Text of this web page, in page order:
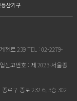
천로 239TEL : 02-2279-
신고번호 : 제 2023-서울종
로구 종로 232-6, 3층 302
산기구